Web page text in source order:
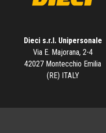
Dieci s.r.l. Unipersonale
Via E. Majorana, 2-4
42027 Montecchio Emilia
(RE) ITALY